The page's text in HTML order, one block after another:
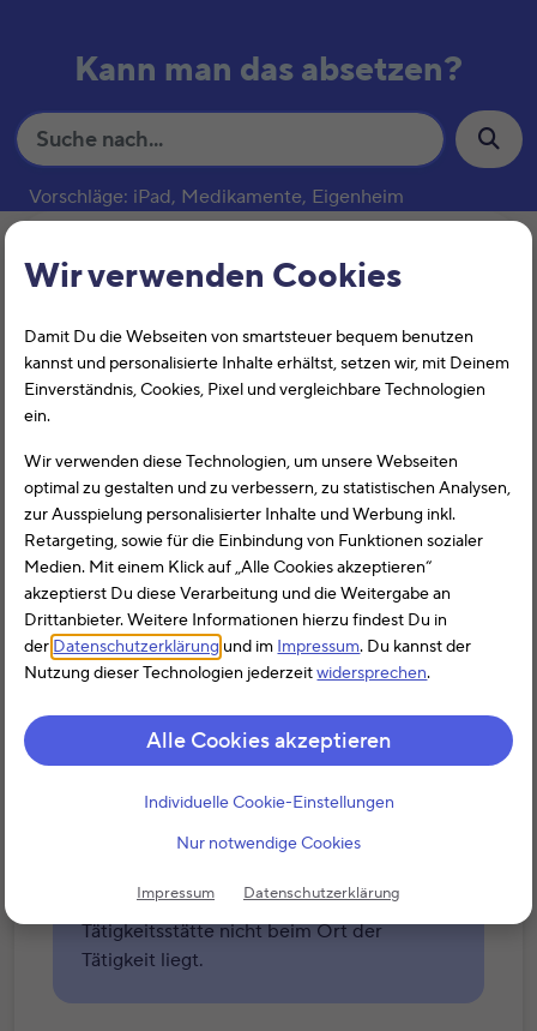
Wir verwenden Cookies
Damit Du die Webseiten von smartsteuer bequem benutzen
kannst und personalisierte Inhalte erhältst, setzen wir, mit Deinem
Einverständnis, Cookies, Pixel und vergleichbare Technologien
ein.
Wir verwenden diese Technologien, um unsere Webseiten
optimal zu gestalten und zu verbessern, zu statistischen Analysen,
zur Ausspielung personalisierter Inhalte und Werbung inkl.
Retargeting, sowie für die Einbindung von Funktionen sozialer
Medien. Mit einem Klick auf „Alle Cookies akzeptieren“
akzeptierst Du diese Verarbeitung und die Weitergabe an
Drittanbieter. Weitere Informationen hierzu findest Du in
der Datenschutzerklärung und im Impressum. Du kannst der
Nutzung dieser Technologien jederzeitwidersprechen.
Alle Cookies akzeptieren
Individuelle Cookie-Einstellungen
Nur notwendige Cookies
Impressum Datenschutzerklärung
Kann man das absetzen?
S
u
h
Vorschläge: iPad, Medikamente, Eigenheim
Zeitarbeit und Leiharbeit –
Verpflegungsmehraufwen
dungen
Kann manZeitarbeit und Leiharbeit –
Fahrtkosten und
Verpflegungsmehraufwendungen
bei der Steuer absetzen?
Zeit- und Leiharbeitnehmer sind bei den
Unternehmen.
Werbungskosten, wenn die erste
Tätigkeitsstätte nicht beim Ort der
Tätigkeit liegt.